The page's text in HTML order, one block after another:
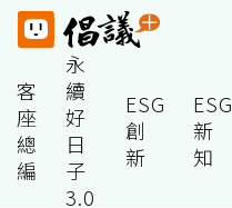
客
座
總
編
永
續
好
日
子
3.0
ESG
創
新
ESG
新
知